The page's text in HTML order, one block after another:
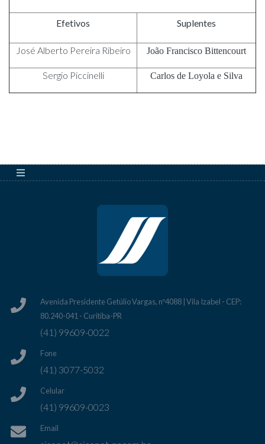
Efetivos Suplentes
José Alberto Pereira Ribeiro João Francisco Bittencourt
Sergio Piccinelli Carlos de Loyola e Silva
Avenida Presidente Getúlio Vargas, nº4088 | Vila Izabel - CEP:
80.240-041 - Curitiba-PR
(41) 99609-0022
Fone
(41) 3077-5032
Celular
(41) 99609-0023
Email